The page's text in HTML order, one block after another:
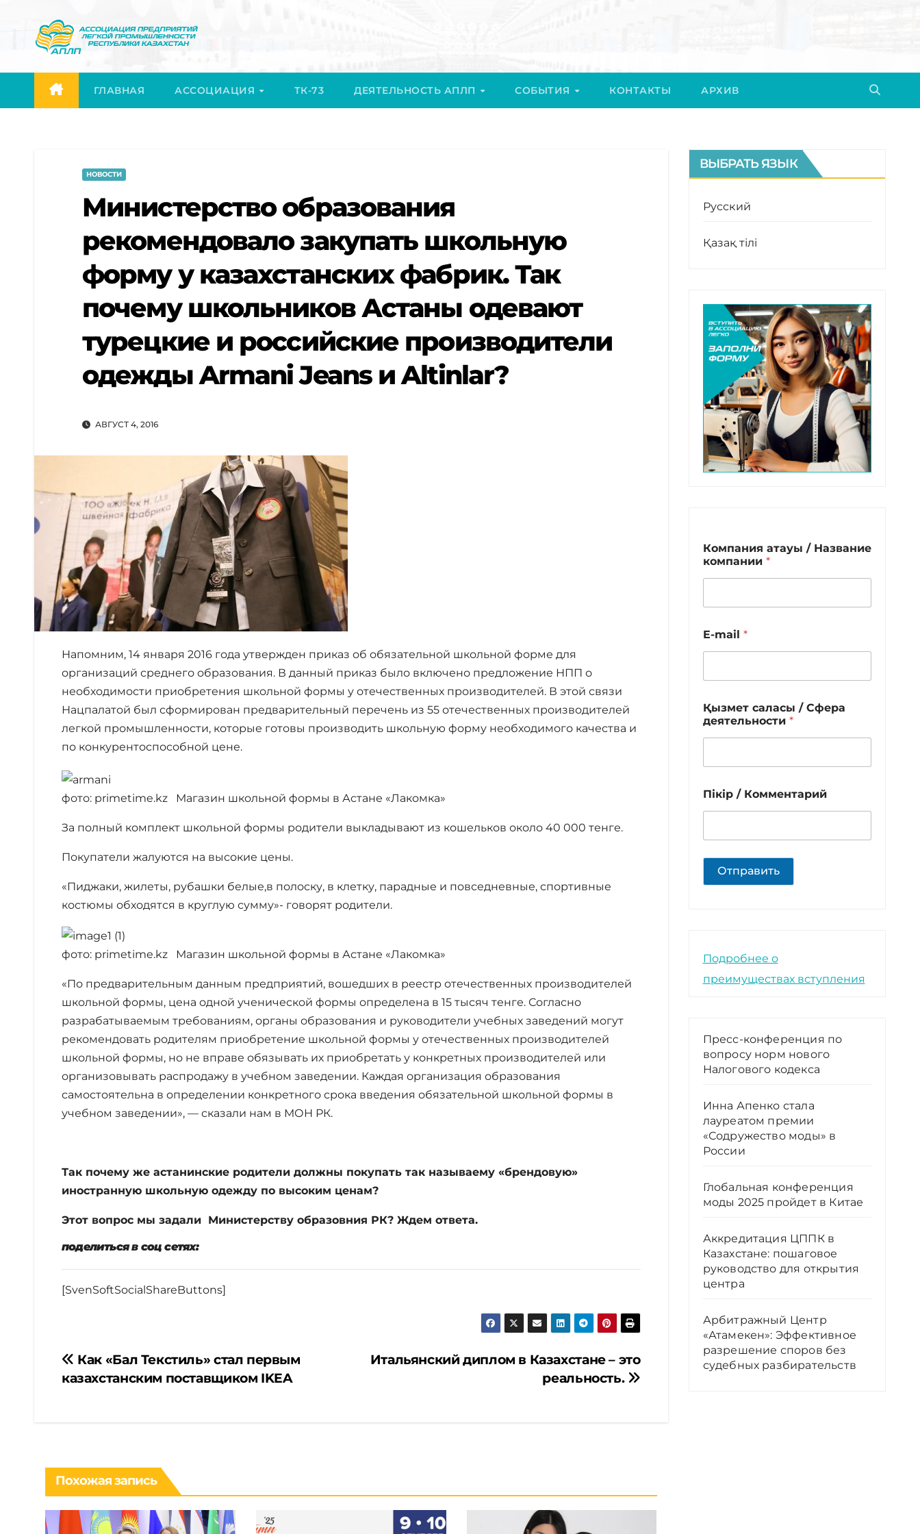
содержимому
ГЛАВНАЯ АССОЦИАЦИЯ ТК-73 ДЕЯТЕЛЬНОСТЬ АПЛП СОБЫТИЯ КОНТАКТЫ АРХИВ
НОВОСТИ
Министерство образования
рекомендовало закупать школьную
форму у казахстанских фабрик. Так
почему школьников Астаны одевают
турецкие и российские производители
одежды Armani Jeans и Altinlar?
АВГУСТ 4, 2016
Напомним, 14 января 2016 года утвержден приказ об обязательной школьной форме для
организаций среднего образования. В данный приказ было включено предложение НПП о
необходимости приобретения школьной формы у отечественных производителей. В этой связи
Нацпалатой был сформирован предварительный перечень из 55 отечественных производителей
легкой промышленности, которые готовы производить школьную форму необходимого качества и
по конкурентоспособной цене.
фото: primetime.kz Магазин школьной формы в Астане «Лакомка»
За полный комплект школьной формы родители выкладывают из кошельков около 40 000 тенге.
Покупатели жалуются на высокие цены.
«Пиджаки, жилеты, рубашки белые,в полоску, в клетку, парадные и повседневные, спортивные
костюмы обходятся в круглую сумму»- говорят родители.
фото: primetime.kz Магазин школьной формы в Астане «Лакомка»
«По предварительным данным предприятий, вошедших в реестр отечественных производителей
школьной формы, цена одной ученической формы определена в 15 тысяч тенге. Согласно
разрабатываемым требованиям, органы образования и руководители учебных заведений могут
рекомендовать родителям приобретение школьной формы у отечественных производителей
школьной формы, но не вправе обязывать их приобретать у конкретных производителей или
организовывать распродажу в учебном заведении. Каждая организация образования
самостоятельна в определении конкретного срока введения обязательной школьной формы в
учебном заведении», — сказали нам в МОН РК.
Так почему же астанинские родители должны покупать так называему «брендовую»
иностранную школьную одежду по высоким ценам?
Этот вопрос мы задали Министерству образовния РК? Ждем ответа.
поделиться в соц сетях:
[SvenSoftSocialShareButtons]
Навигация
по
Итальянский диплом в Казахстане – это
реальность.
Как «Бал Текстиль» стал первым
казахстанским поставщиком IKEA
Похожая запись
ВЫБРАТЬ ЯЗЫК
Русский
Қазақ тілі
Компания атауы / Название
компании *
E-mail *
Қызмет саласы / Сфера
деятельности *
Пікір / Комментарий
Отправить
Подробнее о
преимуществах вступления
Пресс-конференция по
вопросу норм нового
Налогового кодекса
Инна Апенко стала
лауреатом премии
«Содружество моды» в
России
Глобальная конференция
моды 2025 пройдет в Китае
Аккредитация ЦППК в
Казахстане: пошаговое
руководство для открытия
центра
Арбитражный Центр
«Атамекен»: Эффективное
разрешение споров без
судебных разбирательств